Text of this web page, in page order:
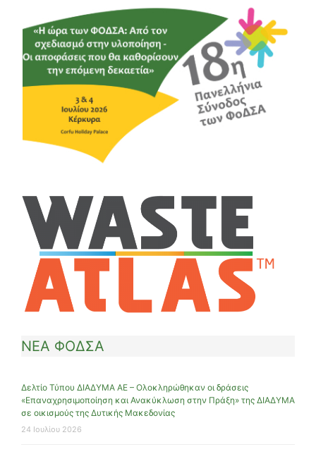
ΝΕΑ ΦΟΔΣΑ
Δελτίο Τύπου ΔΙΑΔΥΜΑ ΑΕ – Ολοκληρώθηκαν οι δράσεις
«Επαναχρησιμοποίηση και Ανακύκλωση στην Πράξη» της ΔΙΑΔΥΜΑ
σε οικισμούς της Δυτικής Μακεδονίας
24 Ιουλίου 2026